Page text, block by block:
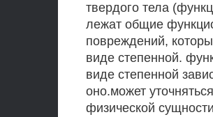
твердого тела
лежат общие
повреждений,
виде степенной.
виде степенной
оно.может
физической